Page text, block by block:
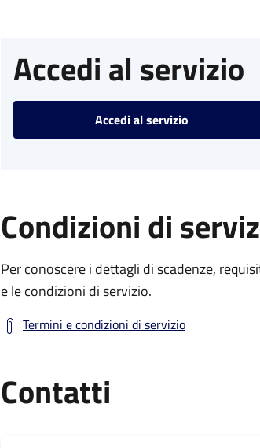
Accedi al servizio
Accedi al servizio
Condizioni di
Per conoscere i dettagli di scadenze,
e le condizioni di servizio.
Termini e condizioni di servizio
Contatti